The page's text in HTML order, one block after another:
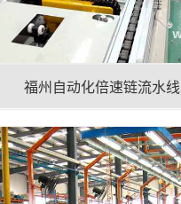
福州自动化倍速链流水线